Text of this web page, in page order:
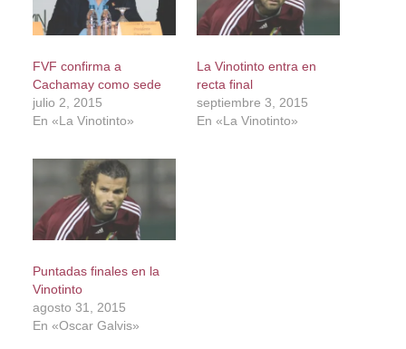
FVF confirma a
Cachamay como sede
julio 2, 2015
En «La Vinotinto»
La Vinotinto entra en
recta final
septiembre 3, 2015
En «La Vinotinto»
Puntadas finales en la
Vinotinto
agosto 31, 2015
En «Oscar Galvis»